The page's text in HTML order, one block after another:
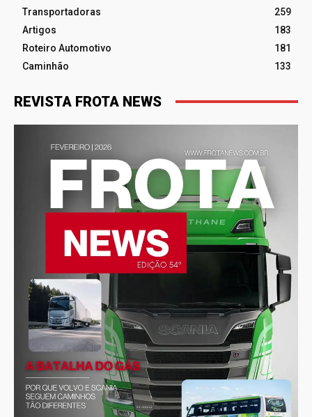
Transportadoras
259
Artigos
183
Roteiro Automotivo
181
Caminhão
133
REVISTA FROTA NEWS